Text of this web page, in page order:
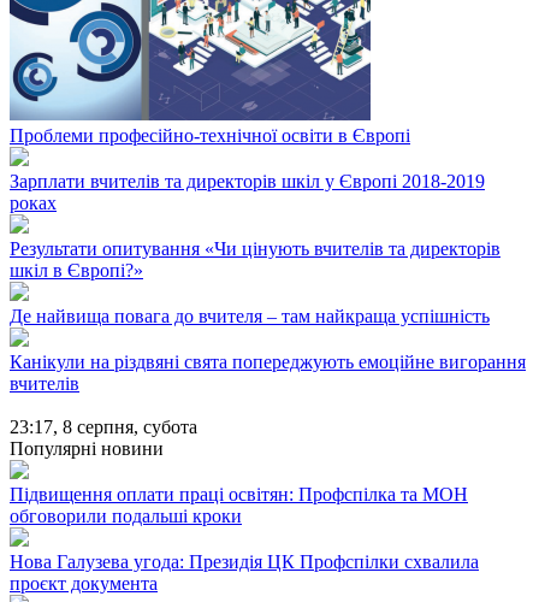
Проблеми професійно-технічної освіти в Європі
Зарплати вчителів та директорів шкіл у Європі 2018-2019
роках
Результати опитування «Чи цінують вчителів та директорів
шкіл в Європі?»
Де найвища повага до вчителя – там найкраща успішність
Канікули на різдвяні свята попереджують емоційне вигорання
вчителів
23:17, 8 серпня, субота
Популярні новини
Підвищення оплати праці освітян: Профспілка та МОН
обговорили подальші кроки
Нова Галузева угода: Президія ЦК Профспілки схвалила
проєкт документа